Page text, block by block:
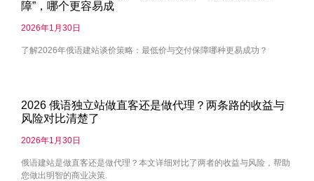
障”，哪个更容易成
2026年1月30日
了解2026年俄语建站谈价策略：最低价与交付保障哪种更易成功？
2026 俄语独立站做直客还是做代理？两条路的收益与
风险对比清楚了
2026年1月30日
俄语建站是做直客还是做代理？本文详细对比了两者的收益与风险，帮助
您做出明智的商业决策.